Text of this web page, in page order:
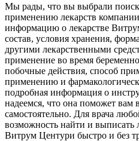
Мы рады, что вы выбрали
применению лекарств
информацию о лекарстве
состав, условия хранения,
другими лекарственными
применение во время
побочные действия, способ
применению и
подробная информация о
надеемся, что она поможет вам
самостоятельно. Для врача
возможность найти и выписать
Витрум Центури быстро и без